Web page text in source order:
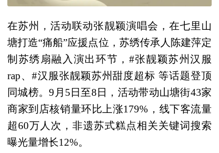
在苏州，活动联动张靓颖演唱会，在七里山
塘打造“痛船”应援点位，苏绣传承人陈建萍定
制苏绣扇融入演出环节，#张靓颖苏州汉服
rap、#汉服张靓颖苏州甜度超标 等话题登顶
同城榜。9月5日至8日，活动带动山塘街43家
商家到店核销量环比上涨179%，线下客流量
超60万人次，非遗苏式糕点相关关键词搜索
曝光量增长12%。